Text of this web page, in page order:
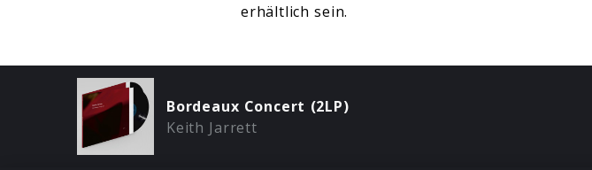
erhältlich sein.
Bordeaux Concert (2LP)
Keith Jarrett